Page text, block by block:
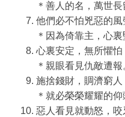
＊善人的名，萬世長
他們必不怕兇惡的風
＊因為倚靠主，心裏
心裏安定，無所懼怕
＊親眼看見仇敵遭報
施捨錢財，賙濟窮人
＊就必榮榮耀耀的仰
惡人看見就動怒，咬